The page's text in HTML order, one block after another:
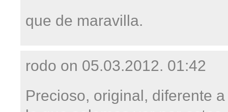
que de maravilla.
rodo on 05.03.2012. 01:42
Precioso, original, diferente a